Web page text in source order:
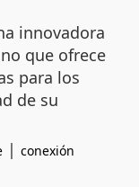
innovadora
que ofrece
para los
de su
| conexión